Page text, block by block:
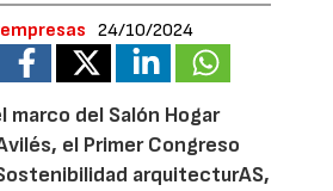
24/10/2024
marco del Salón Hogar
el Primer Congreso
arquitecturAS,